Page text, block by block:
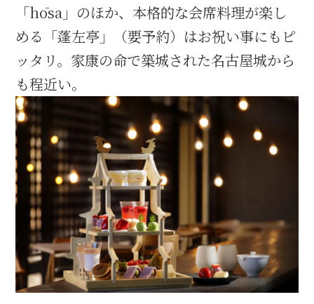
前田利家と名古屋の関係
利家関連 史跡 一覧
犬千代ルート
加藤清正と名古屋の関係
清正関連 史跡 一覧
名古屋＜清正＞観光モデルコース
「hōsa」のほか、本格的な会席料理が楽し
める「蓬左亭」（要予約）はお祝い事にもピ
ッタリ。家康の命で築城された名古屋城から
も程近い。